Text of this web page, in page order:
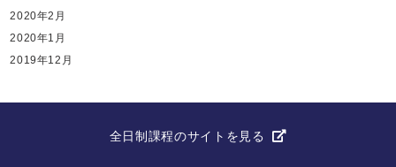
2020年2月
2020年1月
2019年12月
全日制課程のサイトを見る